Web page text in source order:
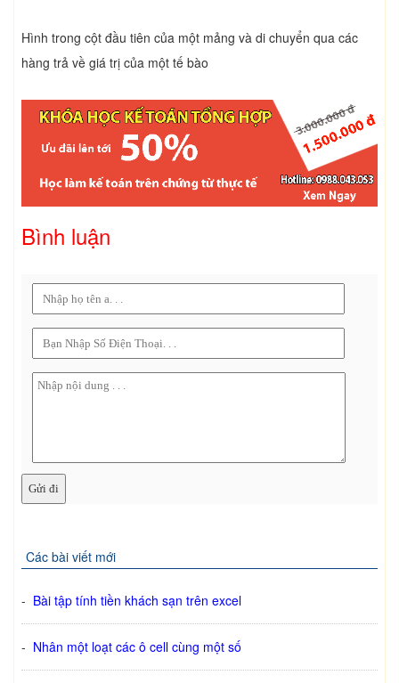
Hình trong cột đầu tiên của một mảng và di chuyển qua các
hàng trả về giá trị của một tế bào
Bình luận
Các bài viết mới
- Bài tập tính tiền khách sạn trên excel
- Nhân một loạt các ô cell cùng một số